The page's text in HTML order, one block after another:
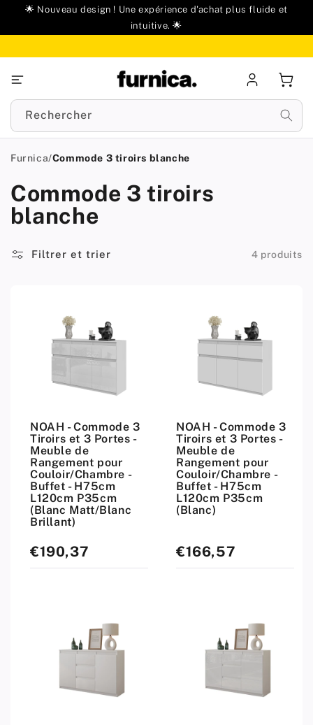
🌟 Nouveau design ! Une expérience d'achat plus fluide et
intuitive. 🌟
connecter
Rechercher
Furnica/Commode 3 tiroirs blanche
Commode 3 tiroirs
blanche
Filtrer et trier 4 produits
NOAH - Commode 3
Tiroirs et 3 Portes -
Meuble de
Rangement pour
Couloir/Chambre -
Buffet - H75cm
L120cm P35cm
(Blanc Matt/Blanc
Brillant)
Prix
standard
€190,37
NOAH - Commode 3
Tiroirs et 3 Portes -
Meuble de
Rangement pour
Couloir/Chambre -
Buffet - H75cm
L120cm P35cm
(Blanc)
Prix
standard
€166,57